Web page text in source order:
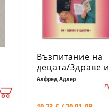
Възпитание на
децата/Здраве и
щастие
Алфред Адлер